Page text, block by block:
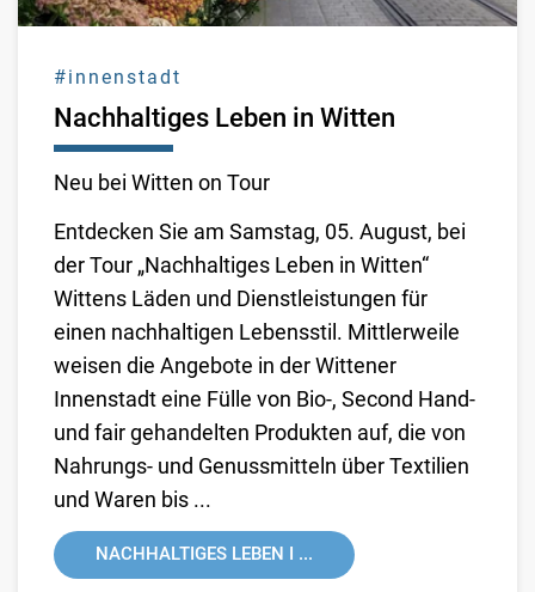
#innenstadt
Nachhaltiges Leben in Witten
Neu bei Witten on Tour
Entdecken Sie am Samstag, 05. August, bei
der Tour „Nachhaltiges Leben in Witten“
Wittens Läden und Dienstleistungen für
einen nachhaltigen Lebensstil. Mittlerweile
weisen die Angebote in der Wittener
Innenstadt eine Fülle von Bio-, Second Hand-
und fair gehandelten Produkten auf, die von
Nahrungs- und Genussmitteln über Textilien
und Waren bis ...
NACHHALTIGES LEBEN I ...